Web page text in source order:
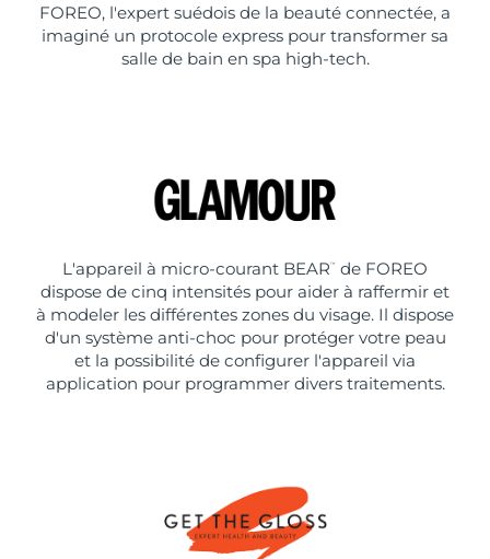
FOREO, l'expert suédois de la beauté connectée, a
imaginé un protocole express pour transformer sa
salle de bain en spa high-tech.
L'appareil à micro-courant BEAR ™
de FOREO
dispose de cinq intensités pour aider à raffermir et
à modeler les différentes zones du visage. Il dispose
d'un système anti-choc pour protéger votre peau
et la possibilité de configurer l'appareil via
application pour programmer divers traitements.